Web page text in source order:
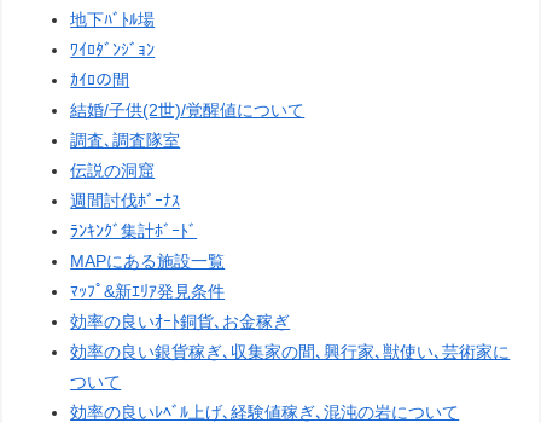
地下ﾊﾞﾄﾙ場
ﾜｲﾛﾀﾞﾝｼﾞｮﾝ
ｶｲﾛの間
結婚/子供(2世)/覚醒値について
調査､調査隊室
伝説の洞窟
週間討伐ﾎﾞｰﾅｽ
ﾗﾝｷﾝｸﾞ集計ﾎﾞｰﾄﾞ
MAPにある施設一覧
ﾏｯﾌﾟ&新ｴﾘｱ発見条件
効率の良いｵｰﾄ銅貨､お金稼ぎ
効率の良い銀貨稼ぎ､収集家の間､興行家､獣使い､芸術家に
ついて
効率の良いﾚﾍﾞﾙ上げ､経験値稼ぎ､混沌の岩について